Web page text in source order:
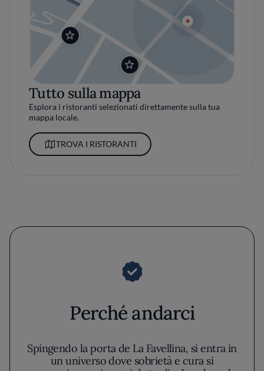
Tutto sulla mappa
Esplora i ristoranti selezionati direttamente sulla tua
mappa locale.
TROVA I RISTORANTI
Perché andarci
Spingendo la porta de La Favellina, si entra in
un universo dove sobrietà e cura si